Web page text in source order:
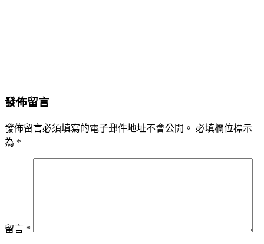
發佈留言
發佈留言必須填寫的電子郵件地址不會公開。 必填欄位標示
為 *
留言 *